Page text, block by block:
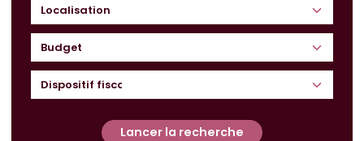
Budget
Lancer la recherche